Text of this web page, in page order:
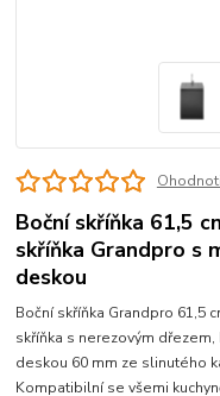
Boční skříňka 61,5
skříňka Grandpro s
deskou
Boční skříňka Grandpro 61,5
skříňka s nerezovým
deskou 60 mm ze slinutého
Kompatibilní se všemi